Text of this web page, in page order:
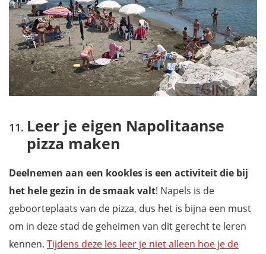
Leer je eigen Napolitaanse
pizza maken
Deelnemen aan een kookles is een activiteit die bij
het hele gezin in de smaak valt! Napels is de
geboorteplaats van de pizza, dus het is bijna een must
om in deze stad de geheimen van dit gerecht te leren
kennen. Tijdens deze les leer je niet alleen hoe je de